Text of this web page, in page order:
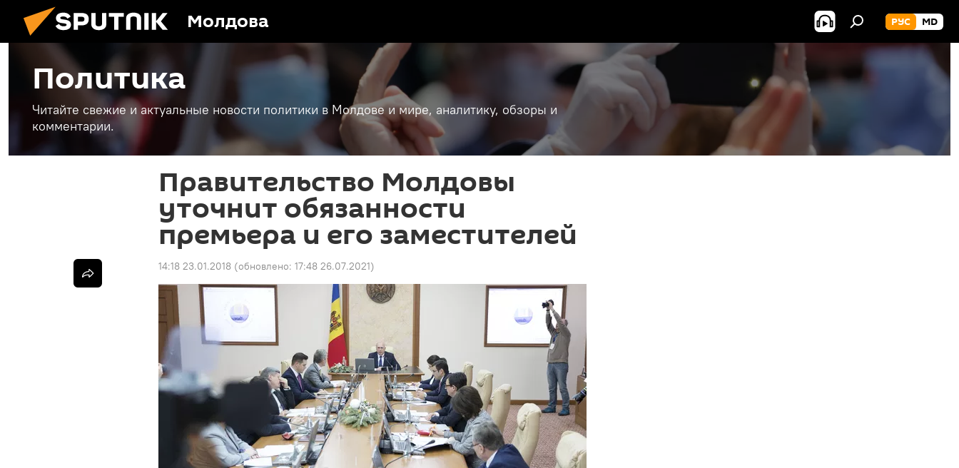
Молдова РУС MD
Политика
Читайте свежие и актуальные новости политики в Молдове и мире, аналитику, обзоры и
комментарии.
Правительство Молдовы
уточнит обязанности
премьера и его заместителей
14:18 23.01.2018 (обновлено: 17:48 26.07.2021)